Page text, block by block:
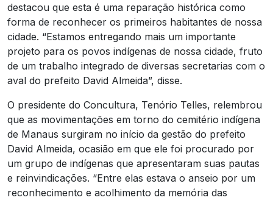
destacou que esta é uma reparação histórica como
forma de reconhecer os primeiros habitantes de nossa
cidade. “Estamos entregando mais um importante
projeto para os povos indígenas de nossa cidade, fruto
de um trabalho integrado de diversas secretarias com o
aval do prefeito David Almeida”, disse.
O presidente do Concultura, Tenório Telles, relembrou
que as movimentações em torno do cemitério indígena
de Manaus surgiram no início da gestão do prefeito
David Almeida, ocasião em que ele foi procurado por
um grupo de indígenas que apresentaram suas pautas
e reinvindicações. “Entre elas estava o anseio por um
reconhecimento e acolhimento da memória das